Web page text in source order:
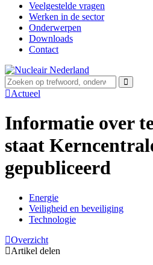
Veelgestelde vragen
Werken in de sector
Onderwerpen
Downloads
Contact
Actueel
Informatie over
staat
gepubliceerd
Energie
Veiligheid en beveiliging
Technologie
Overzicht
Artikel delen